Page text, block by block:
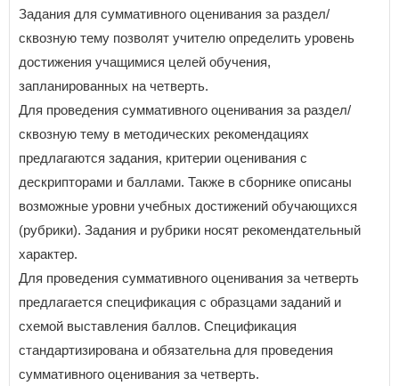
Задания для суммативного оценивания за раздел/
сквозную тему позволят учителю определить уровень
достижения учащимися целей обучения,
запланированных на четверть.
Для проведения суммативного оценивания за раздел/
сквозную тему в методических рекомендациях
предлагаются задания, критерии оценивания с
дескрипторами и баллами. Также в сборнике описаны
возможные уровни учебных достижений обучающихся
(рубрики). Задания и рубрики носят рекомендательный
характер.
Для проведения суммативного оценивания за четверть
предлагается спецификация с образцами заданий и
схемой выставления баллов. Спецификация
стандартизирована и обязательна для проведения
суммативного оценивания за четверть.